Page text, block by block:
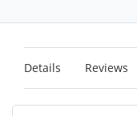
Details Reviews